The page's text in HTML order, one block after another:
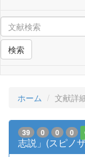
検索
ホーム 文献詳
39 0 0 0
志説」(スピノ